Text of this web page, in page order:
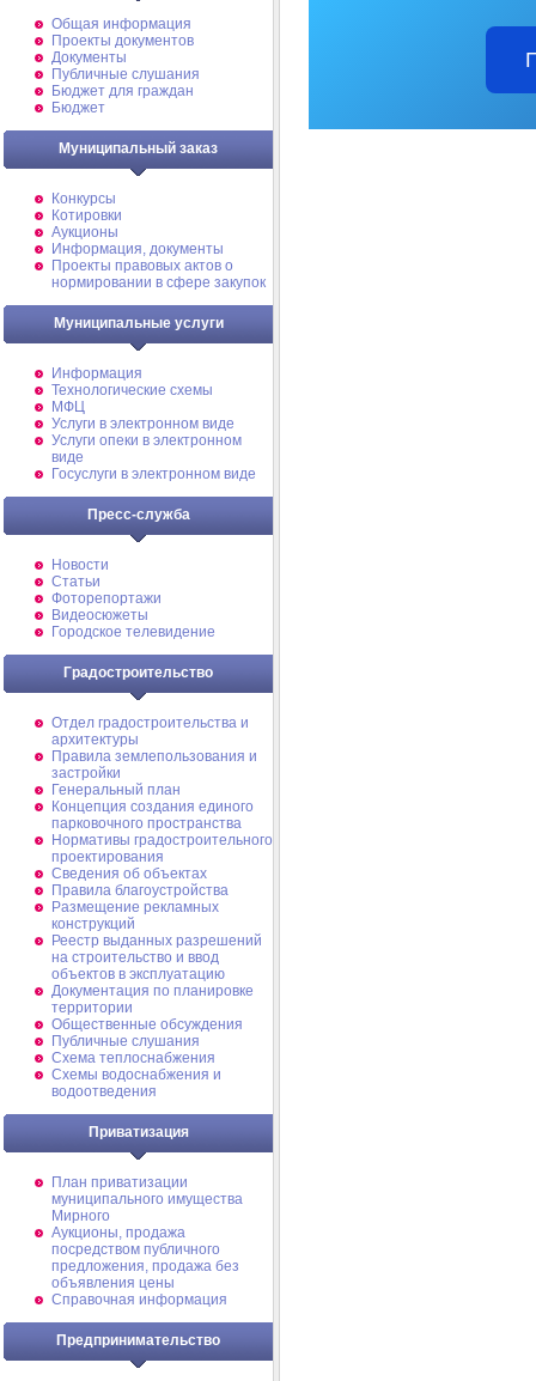
Общая информация
Проекты документов
Документы
Публичные слушания
Бюджет для граждан
Бюджет
Муниципальный заказ
Конкурсы
Котировки
Аукционы
Информация, документы
Проекты правовых актов о
нормировании в сфере закупок
Муниципальные услуги
Информация
Технологические схемы
МФЦ
Услуги в электронном виде
Услуги опеки в электронном
виде
Госуслуги в электронном виде
Пресс-служба
Новости
Статьи
Фоторепортажи
Видеосюжеты
Городское телевидение
Градостроительство
Отдел градостроительства и
архитектуры
Правила землепользования и
застройки
Генеральный план
Концепция создания единого
парковочного пространства
Нормативы градостроительного
проектирования
Сведения об объектах
Правила благоустройства
Размещение рекламных
конструкций
Реестр выданных разрешений
на строительство и ввод
объектов в эксплуатацию
Документация по планировке
территории
Общественные обсуждения
Публичные слушания
Схема теплоснабжения
Схемы водоснабжения и
водоотведения
Приватизация
План приватизации
муниципального имущества
Мирного
Аукционы, продажа
посредством публичного
предложения, продажа без
объявления цены
Справочная информация
Предпринимательство